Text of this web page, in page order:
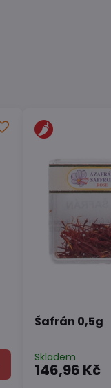
Šafrán 0,5g
Skladem
146,96 Kč